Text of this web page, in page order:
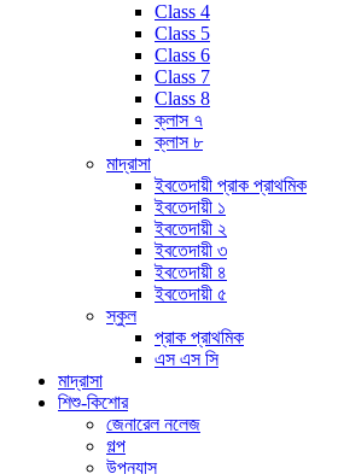
Class 4
Class 5
Class 6
Class 7
Class 8
ক্লাস ৭
ক্লাস ৮
মাদ্রাসা
ইবতেদায়ী প্রাক প্রাথমিক
ইবতেদায়ী ১
ইবতেদায়ী ২
ইবতেদায়ী ৩
ইবতেদায়ী ৪
ইবতেদায়ী ৫
স্কুল
প্রাক প্রাথমিক
এস এস সি
মাদ্রাসা
শিশু-কিশোর
জেনারেল নলেজ
গল্প
উপন্যাস